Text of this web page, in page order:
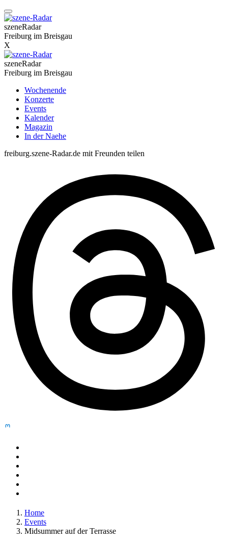
szeneRadar
Freiburg im Breisgau
X
szeneRadar
Freiburg im Breisgau
Wochenende
Konzerte
Events
Kalender
Magazin
In der Naehe
freiburg.szene-Radar.de mit Freunden teilen
Home
Events
Midsummer auf der Terrasse